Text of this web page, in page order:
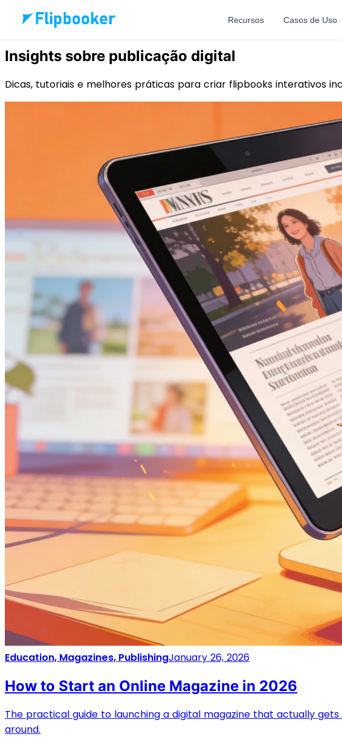
Pular para o conteúdo principal
Recursos Casos de Uso
Flipbooker Blog
Insights sobre publicação digital
Dicas, tutoriais e melhores práticas para criar flipbooks interativos
Education, Magazines, PublishingJanuary 26, 2026
How to Start an Online Magazine in 2026
The practical guide to launching a digital magazine that actually
around.